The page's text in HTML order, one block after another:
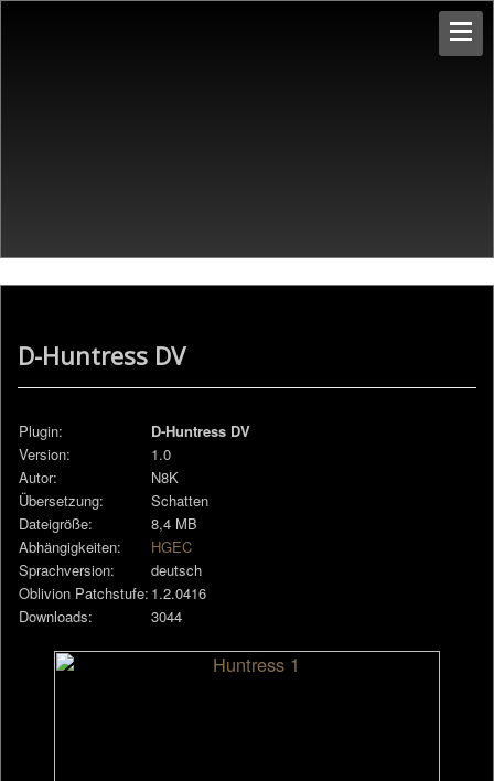
D-Huntress DV
Plugin:
D-Huntress DV
Version:
1.0
Autor:
N8K
Übersetzung:
Schatten
Dateigröße:
8,4 MB
Abhängigkeiten:
HGEC
Sprachversion:
deutsch
Oblivion Patchstufe: 1.2.0416
Downloads:
3044